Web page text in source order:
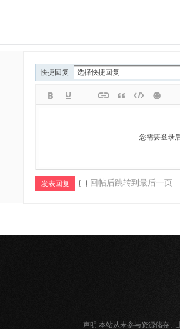
快捷回复
您需要登录
发表回复 回帖后跳转到最后一页
声明:本站从未参与资源储存、